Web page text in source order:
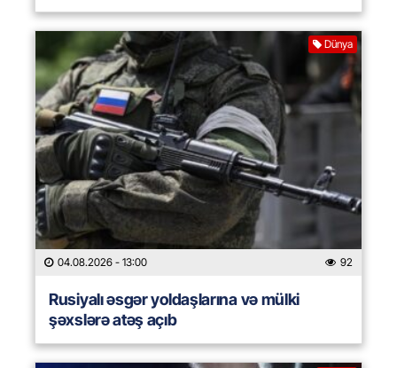
Dünya
04.08.2026 - 13:00 92
Rusiyalı əsgər yoldaşlarına və mülki
şəxslərə atəş açıb